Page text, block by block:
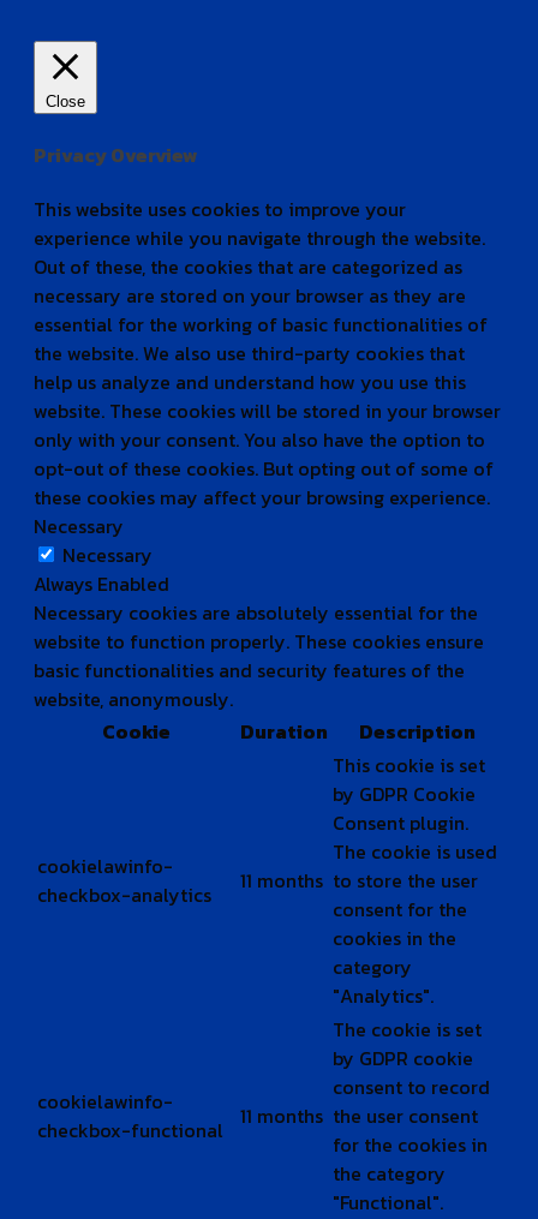
Close
Privacy Overview
This website uses cookies to improve your
experience while you navigate through the website.
Out of these, the cookies that are categorized as
necessary are stored on your browser as they are
essential for the working of basic functionalities of
the website. We also use third-party cookies that
help us analyze and understand how you use this
website. These cookies will be stored in your browser
only with your consent. You also have the option to
opt-out of these cookies. But opting out of some of
these cookies may affect your browsing experience.
Necessary
Necessary
Always Enabled
Necessary cookies are absolutely essential for the
website to function properly. These cookies ensure
basic functionalities and security features of the
website, anonymously.
Cookie
Duration Description
cookielawinfo-
checkbox-analytics
11 months
This cookie is set
by GDPR Cookie
Consent plugin.
The cookie is used
to store the user
consent for the
cookies in the
category
"Analytics".
cookielawinfo-
checkbox-functional
11 months
The cookie is set
by GDPR cookie
consent to record
the user consent
for the cookies in
the category
"Functional".